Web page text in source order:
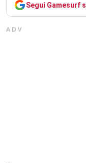
Segui Gamesurf
ADV